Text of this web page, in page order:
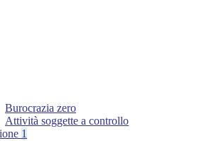
Burocrazia zero
Attività soggette a controllo
1